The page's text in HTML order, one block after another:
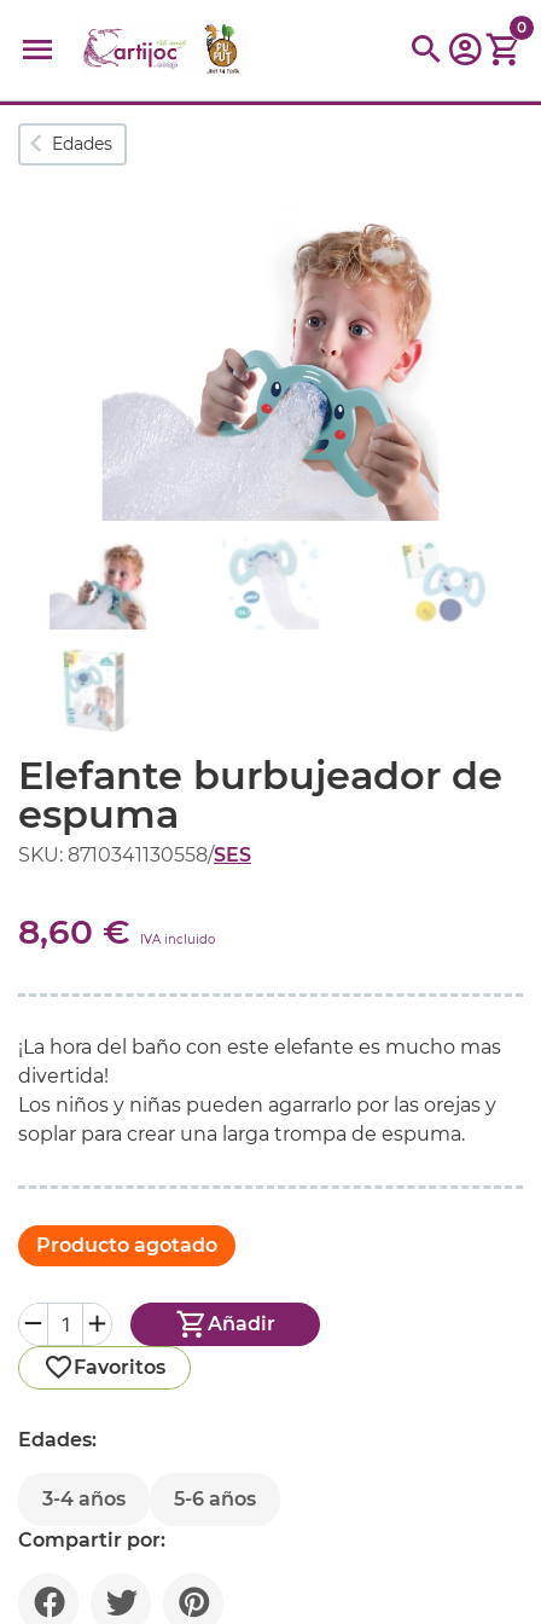
Búsquedas populares
Puzzle
Botella
0
Edades
Elefante burbujeador de
espuma
SKU: 8710341130558/SES
8,60 € IVA incluido
¡La hora del baño con este elefante es mucho mas
divertida!
Los niños y niñas pueden agarrarlo por las orejas y
soplar para crear una larga trompa de espuma.
Producto agotado
Añadir
Favoritos
Edades:
3-4 años
5-6 años
Compartir por: